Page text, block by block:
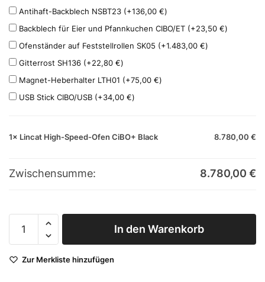
Antihaft-Backblech NSBT23 (+136,00 €)
Backblech für Eier und Pfannkuchen CIBO/ET (+23,50 €)
Ofenständer auf Feststellrollen SK05 (+1.483,00 €)
Gitterrost SH136 (+22,80 €)
Magnet-Heberhalter LTH01 (+75,00 €)
USB Stick CIBO/USB (+34,00 €)
1× Lincat High-Speed-Ofen CiBO+ Black 8.780,00 €
Zwischensumme: 8.780,00 €
High-
Ofen
In den Warenkorb
Zur Merkliste hinzufügen